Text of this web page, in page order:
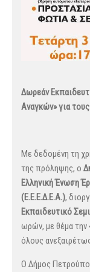
Δωρεάν
Αναγκών» για
Με δεδομένη τη
της πρόληψης, ο
Ελληνική Ένωση
(Ε.Ε.Ε.Δ.Ε.Α.),
Εκπαιδευτικό
ωρών, με θέμα την
όλους
Ο Δήμος